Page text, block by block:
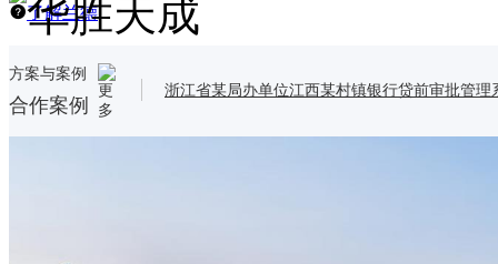
了解兰德
方案与案例
合作案例
浙江省某局办单位江西某村镇银行贷前审批管理